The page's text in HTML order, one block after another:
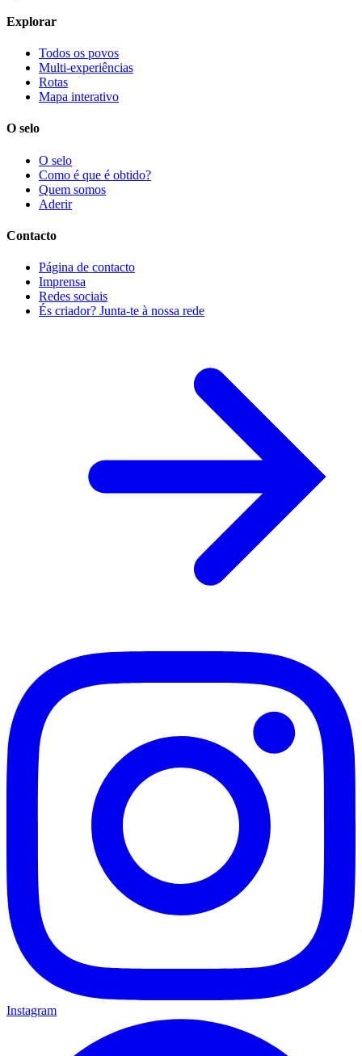
Explorar
Todos os povos
Multi-experiências
Rotas
Mapa interativo
O selo
O selo
Como é que é obtido?
Quem somos
Aderir
Contacto
Página de contacto
Imprensa
Redes sociais
És criador? Junta-te à nossa rede
Instagram